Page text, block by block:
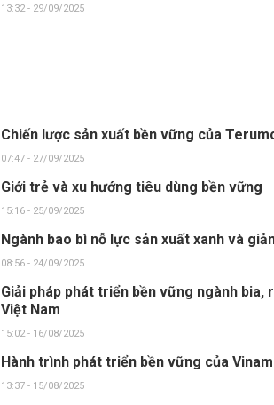
13:32 - 29/09/2025
Chiến lược sản xuất bền vững của
07:47 - 27/09/2025
Giới trẻ và xu hướng tiêu dùng bền vững
15:16 - 25/09/2025
Ngành bao bì nỗ lực sản xuất xanh và
08:56 - 24/09/2025
Giải pháp phát triển bền vững ngành
Việt Nam
15:02 - 16/08/2025
Hành trình phát triển bền vững của
13:37 - 15/08/2025